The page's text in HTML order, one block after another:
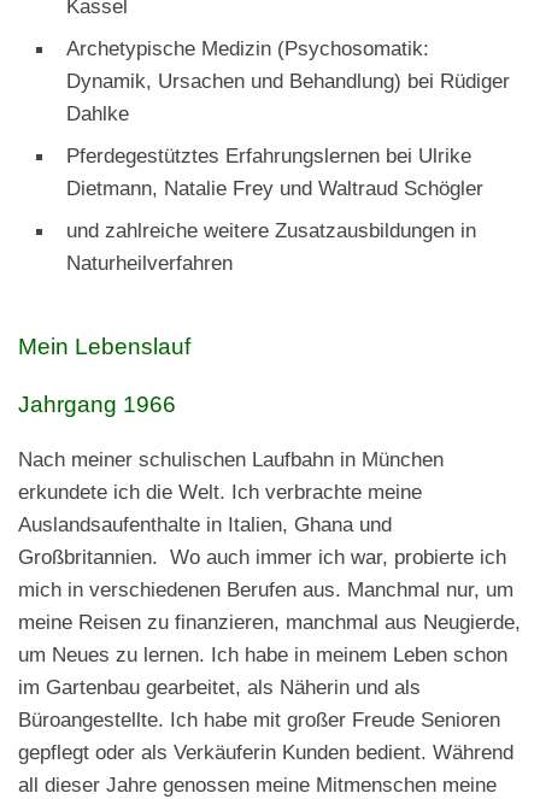
Kassel
Archetypische Medizin (Psychosomatik:
Dynamik, Ursachen und Behandlung) bei Rüdiger
Dahlke
Pferdegestütztes Erfahrungslernen bei Ulrike
Dietmann, Natalie Frey und Waltraud Schögler
und zahlreiche weitere Zusatzausbildungen in
Naturheilverfahren
Mein Lebenslauf
Jahrgang 1966
Nach meiner schulischen Laufbahn in München
erkundete ich die Welt. Ich verbrachte meine
Auslandsaufenthalte in Italien, Ghana und
Großbritannien. Wo auch immer ich war, probierte ich
mich in verschiedenen Berufen aus. Manchmal nur, um
meine Reisen zu finanzieren, manchmal aus Neugierde,
um Neues zu lernen. Ich habe in meinem Leben schon
im Gartenbau gearbeitet, als Näherin und als
Büroangestellte. Ich habe mit großer Freude Senioren
gepflegt oder als Verkäuferin Kunden bedient. Während
all dieser Jahre genossen meine Mitmenschen meine